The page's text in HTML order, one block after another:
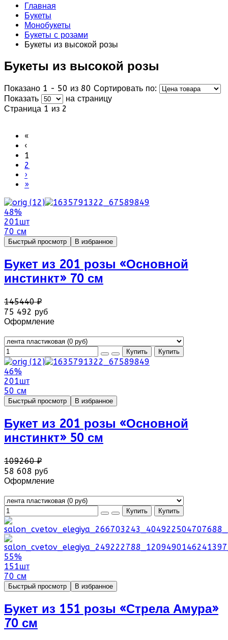
Главная
Букеты
Монобукеты
Букеты с розами
Букеты из высокой розы
Букеты из высокой розы
Показано 1 - 50 из 80 Сортировать по:
Показать
на страницу
Страница 1 из 2
«
‹
1
2
›
»
48%
201шт
70 см
Быстрый просмотр В избранное
Букет из 201 розы «Основной
инстинкт» 70 см
145440 ₽
75 492 руб
Оформление
46%
201шт
50 см
Быстрый просмотр В избранное
Букет из 201 розы «Основной
инстинкт» 50 см
109260 ₽
58 608 руб
Оформление
55%
151шт
70 см
Быстрый просмотр В избранное
Букет из 151 розы «Стрела Амура»
70 см